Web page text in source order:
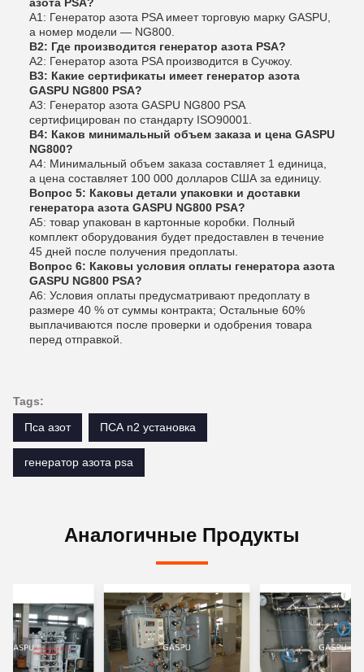
A1: Генератор азота PSA имеет торговую марку GASPU,
а номер модели — NG800.
В2: Где производится генератор азота PSA?
A2: Генератор азота PSA производится в Сучжоу.
В3: Какие сертификаты имеет генератор азота
GASPU NG800 PSA?
A3: Генератор азота GASPU NG800 PSA
сертифицирован по стандарту ISO90001.
В4: Каков минимальный объем заказа и цена GASPU
NG800?
A4: Минимальный объем заказа составляет 1 единица,
а цена составляет 100 000 долларов США за единицу.
Вопрос 5: Каковы детали упаковки и доставки
генератора азота GASPU NG800 PSA?
A5: товар упакован в картонные коробки. Полный
комплект оборудования будет предоставлен в течение
45 дней после получения предоплаты.
Вопрос 6: Каковы условия оплаты генератора азота
GASPU NG800 PSA?
A6: Условия оплаты предусматривают предоплату в
размере 40 % от суммы контракта; Остальные 60%
выплачиваются после проверки и одобрения товара
перед отправкой.
Tags:
Пса азот
ПСА n2 установка
генератор азота psa
Аналогичные Продукты